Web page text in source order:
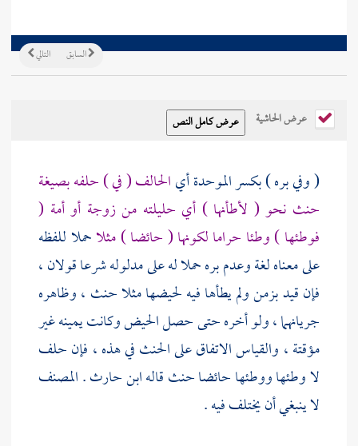
التالي السابق
عرض الحاشية
( وفي بره ) بكسر الموحدة أيالحالف ( في ) حلفه بصيغة
حنث نحو ( لأطأنها ) أي حليلته من زوجة أو أمة (
فوطئها ) وطئا حراما لكونها ( حائضا ) مثلاحملا للفظه
على معناه لغة وعدم بره حملا له على مدلوله شرعا قولان ،
فإن قيد بزمن ولم يطأها فيه لحيضها مثلا حنث ، وظاهره
جريانهما ، ولو أخره حتى حصل الحيض وكانت يمينه غير
مؤقتة ، والقياس الاتفاق على الحنث في هذه ، فإن حلف
لا وطئها ووطئها حائضا حنث قالهابن حارث.المصنف
لا ينبغي أن يختلف فيه .